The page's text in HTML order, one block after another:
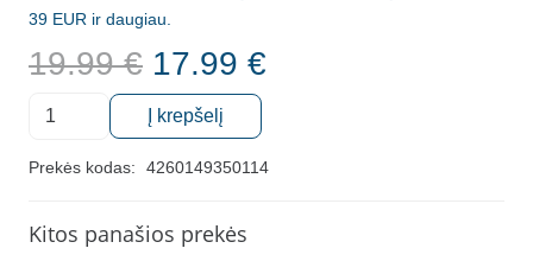
39 EUR ir daugiau.
19.99€ Original
price
was:
19.99 €.
17.99 €
produkto
Gydomasis
gelis
Į krepšelį
Prekės kodas: 4260149350114
Kitos panašios prekės